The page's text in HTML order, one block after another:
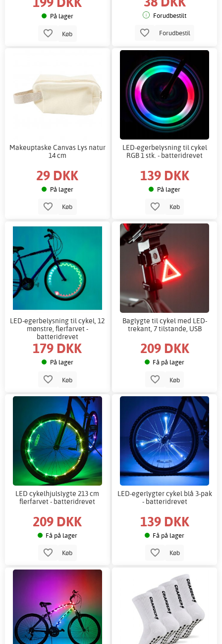
På lager
Køb
Forudbestilt
Forudbestil
Makeuptaske Canvas Lys natur
14 cm
29 DKK
På lager
Køb
LED-egerbelysning til cykel
RGB 1 stk. - batteridrevet
139 DKK
På lager
Køb
LED-egerbelysning til cykel, 12
mønstre, flerfarvet -
batteridrevet
179 DKK
På lager
Køb
Baglygte til cykel med LED-
trekant, 7 tilstande, USB
209 DKK
Få på lager
Køb
LED cykelhjulslygte 213 cm
flerfarvet - batteridrevet
209 DKK
Få på lager
Køb
LED-egerlygter cykel blå 3-pak
- batteridrevet
139 DKK
Få på lager
Køb